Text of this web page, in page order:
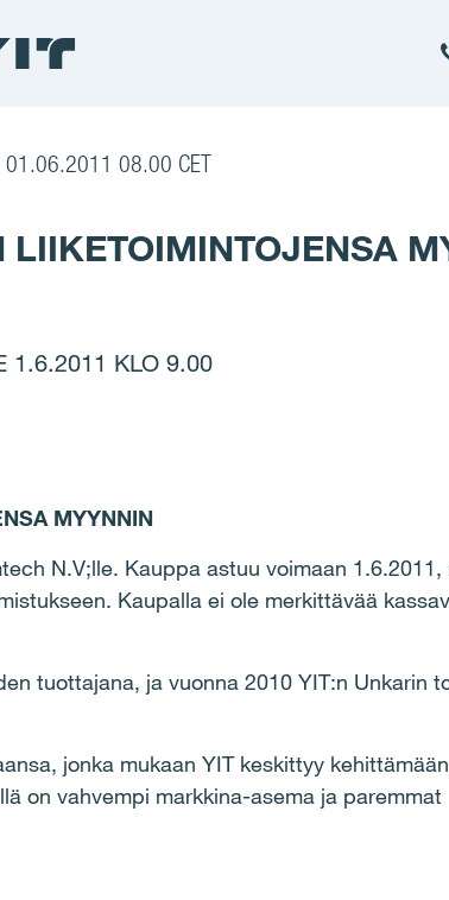
01.06.2011 08.00 CET
1.6.2011 KLO 9.00
MYYNNIN
N.V;lle. Kauppa astuu voimaan 1.6.2011,
Kaupalla ei ole merkittävää
tuottajana, ja vuonna 2010 YIT:n Unkarin
jonka mukaan YIT keskittyy kehittämään
on vahvempi markkina-asema ja paremmat